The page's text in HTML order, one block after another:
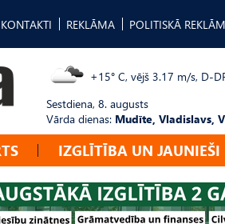
KONTAKTI REKLĀMA POLITISKĀ
+15° C, vējš 3.17 m/s, D-
Sestdiena, 8. augusts
Vārda dienas: Mudīte, Vladislavs,
IZGLĪTĪBA UN JAUNIEŠI